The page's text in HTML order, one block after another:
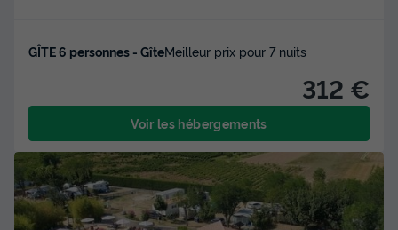
GÎTE 6 personnes - GîteMeilleur prix pour 7 nuits
312 €
Voir les hébergements